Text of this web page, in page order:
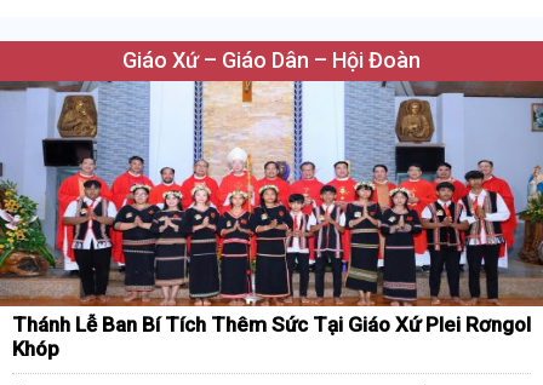
Giáo Xứ – Giáo Dân – Hội Đoàn
Thánh Lễ Ban Bí Tích Thêm Sức Tại Giáo Xứ Plei Rơngol
Khóp